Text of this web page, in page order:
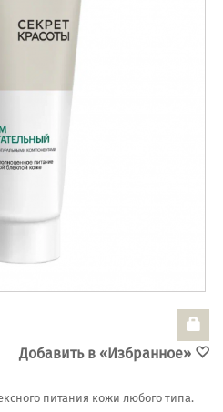
Добавить в «Избранное»
питания кожи любого типа.